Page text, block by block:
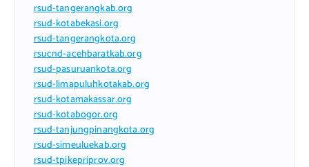
rsud-tangerangkab.org
rsud-kotabekasi.org
rsud-tangerangkota.org
rsucnd-acehbaratkab.org
rsud-pasuruankota.org
rsud-limapuluhkotakab.org
rsud-kotamakassar.org
rsud-kotabogor.org
rsud-tanjungpinangkota.org
rsud-simeuluekab.org
rsud-tpikepriprov.org